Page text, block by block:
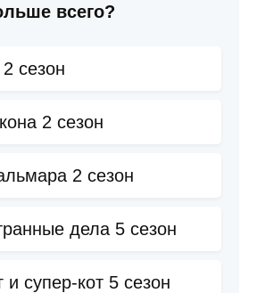
всего?
сезон
2 сезон
2 сезон
дела 5 сезон
и супер-кот 5 сезон